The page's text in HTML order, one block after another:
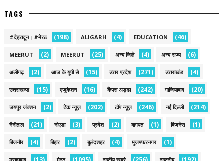
TAGS
#देहरादून। #मेरठ (198) ALIGARH (4) EDUCATION (46)
MEERUT (2) MEERUT (25) अन्य जिले (4) अन्य राज्य (6)
अलीगढ़ (2) आज के यूपी से (15) उत्तर प्रदेश (271) उत्तराखंड (4)
उत्तराखण्ड (15) एजुकेशन (16) कैंपस अड्डा (242) गाजियाबाद (20)
जयपुर जंक्शन (2) टेक न्यूज़ (202) टॉप न्यूज़ (246) नई द‍िल्ली (214)
नैनीताल (21) नोएडा (3) प्रदेश (2) बागपत (1) बिजनेस (1)
बिजनौर (4) बिहार (2) बुलंदशहर (4) मुजफ्फरनगर (1)